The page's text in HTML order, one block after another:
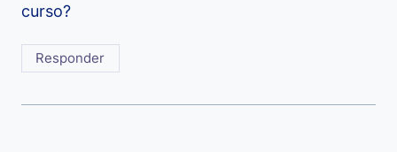
curso?
Responder